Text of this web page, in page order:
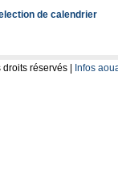
de calendrier
droits réservés | Infos